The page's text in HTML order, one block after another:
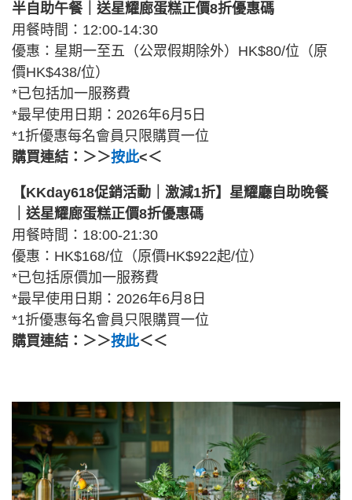
半自助午餐｜送星耀廊蛋糕正價8折優惠碼
用餐時間：12:00-14:30
優惠：星期一至五（公眾假期除外）HK$80/位（原
價HK$438/位）
*已包括加一服務費
*最早使用日期：2026年6月5日
*1折優惠每名會員只限購買一位
購買連結：＞＞按此<＜
【KKday618促銷活動｜激減1折】星耀廳自助晚餐
｜送星耀廊蛋糕正價8折優惠碼
用餐時間：18:00-21:30
優惠：HK$168/位（原價HK$922起/位）
*已包括原價加一服務費
*最早使用日期：2026年6月8日
*1折優惠每名會員只限購買一位
購買連結：＞＞按此＜＜